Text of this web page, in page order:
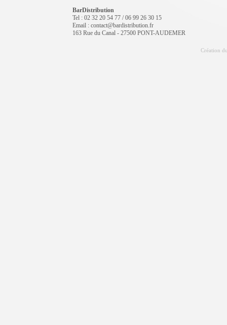
BarDistribution
Tel : 02 32 20 54 77 / 06 99 26 30 15
Email : contact@bardistribution.fr
163 Rue du Canal - 27500 PONT-AUDEMER
Création